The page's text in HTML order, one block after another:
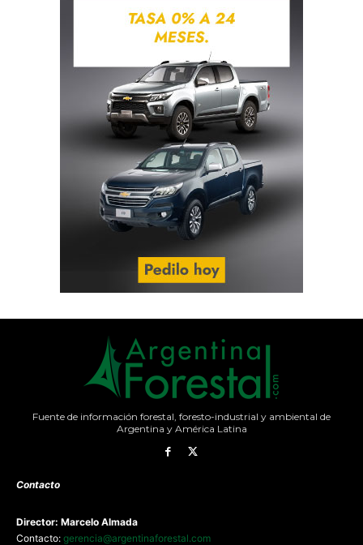
Fuente de información forestal, foresto-industrial y ambiental de
Argentina y América Latina
Contacto
Director: Marcelo Almada
Contacto: gerencia@argentinaforestal.com